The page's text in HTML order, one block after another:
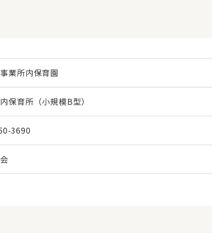
業所内保育園
保育所（小規模B型）
3690